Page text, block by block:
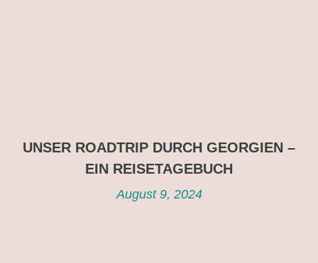
UNSER ROADTRIP DURCH GEORGIEN –
EIN REISETAGEBUCH
August 9, 2024